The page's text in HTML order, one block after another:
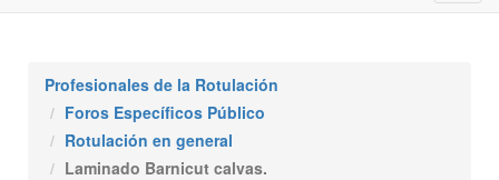
Profesionales de la Rotulación
Foros Específicos Público
Rotulación en general
Laminado Barnicut calvas.